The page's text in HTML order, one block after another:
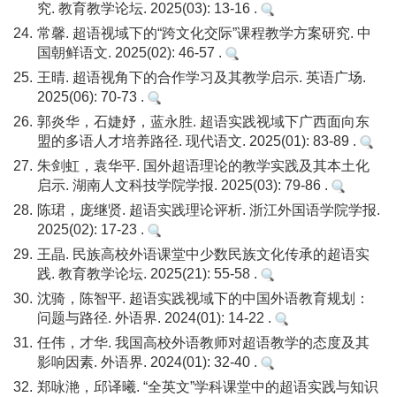
究. 教育教学论坛. 2025(03): 13-16 .
24. 常馨. 超语视域下的“跨文化交际”课程教学方案研究. 中
国朝鲜语文. 2025(02): 46-57 .
25. 王晴. 超语视角下的合作学习及其教学启示. 英语广场.
2025(06): 70-73 .
26. 郭炎华，石婕妤，蓝永胜. 超语实践视域下广西面向东
盟的多语人才培养路径. 现代语文. 2025(01): 83-89 .
27. 朱剑虹，袁华平. 国外超语理论的教学实践及其本土化
启示. 湖南人文科技学院学报. 2025(03): 79-86 .
28. 陈珺，庞继贤. 超语实践理论评析. 浙江外国语学院学报.
2025(02): 17-23 .
29. 王晶. 民族高校外语课堂中少数民族文化传承的超语实
践. 教育教学论坛. 2025(21): 55-58 .
30. 沈骑，陈智平. 超语实践视域下的中国外语教育规划：
问题与路径. 外语界. 2024(01): 14-22 .
31. 任伟，才华. 我国高校外语教师对超语教学的态度及其
影响因素. 外语界. 2024(01): 32-40 .
32. 郑咏滟，邱译曦. “全英文”学科课堂中的超语实践与知识